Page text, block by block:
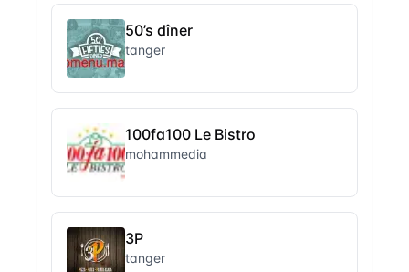
50’s dîner
tanger
100fa100 Le Bistro
mohammedia
3P
tanger